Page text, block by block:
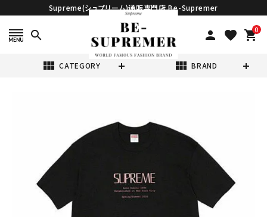
Supreme(シュプリーム)通販専門店 Be-Supremer
search person favorite 0
shopping_cart
view_module CATEGORY view_module BRAND